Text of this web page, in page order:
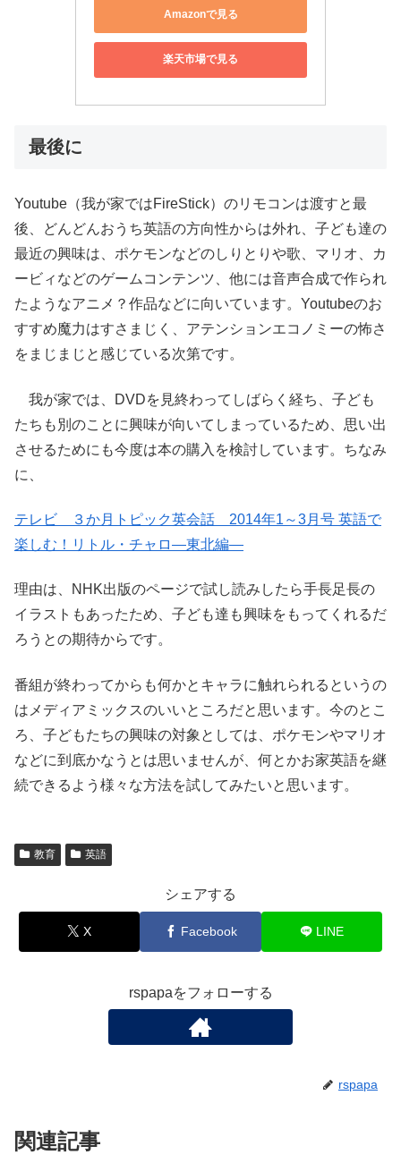
Amazonで見る
楽天市場で見る
最後に
Youtube（我が家ではFireStick）のリモコンは渡すと最
後、どんどんおうち英語の方向性からは外れ、子ども達の
最近の興味は、ポケモンなどのしりとりや歌、マリオ、カ
ービィなどのゲームコンテンツ、他には音声合成で作られ
たようなアニメ？作品などに向いています。Youtubeのお
すすめ魔力はすさまじく、アテンションエコノミーの怖さ
をまじまじと感じている次第です。
我が家では、DVDを見終わってしばらく経ち、子ども
たちも別のことに興味が向いてしまっているため、思い出
させるためにも今度は本の購入を検討しています。ちなみ
に、
テレビ ３か月トピック英会話 2014年1～3月号 英語で
楽しむ！リトル・チャロ―東北編―
理由は、NHK出版のページで試し読みしたら手長足長の
イラストもあったため、子ども達も興味をもってくれるだ
ろうとの期待からです。
番組が終わってからも何かとキャラに触れられるというの
はメディアミックスのいいところだと思います。今のとこ
ろ、子どもたちの興味の対象としては、ポケモンやマリオ
などに到底かなうとは思いませんが、何とかお家英語を継
続できるよう様々な方法を試してみたいと思います。
教育 英語
シェアする
X Facebook LINE
rspapaをフォローする
rspapa
関連記事